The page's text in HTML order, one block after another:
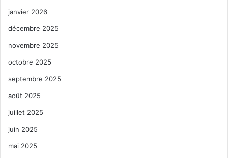
janvier 2026
décembre 2025
novembre 2025
octobre 2025
septembre 2025
août 2025
juillet 2025
juin 2025
mai 2025